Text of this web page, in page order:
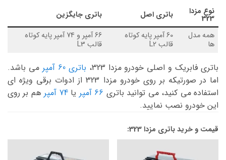
نوع مزدا
323 باتری اصل
باتری جایگزین
همه مدل
ها
60 آمپر پایه کوتاه
قالب L2
66 آمپر و 74 آمپر پایه کوتاه
قالب L3
باتری فابریک و اصلی خودرو مزدا 323، باتری 60 آمپر
می باشد.
اما در صورتیکه بر روی خودرو مزدا 323 از ادوات برقی ویژه ای
استفاده می کنید، می توانید باتری 66 آمپر یا74 آمپر
هم بر روی
این خودرو نصب نمایید.
قیمت و خرید باتری مزدا 323: